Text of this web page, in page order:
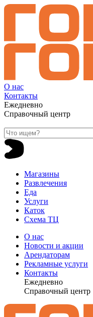
О нас
Контакты
Ежедневно
Справочный центр
Магазины
Развлечения
Еда
Услуги
Каток
Схема ТЦ
О нас
Новости и акции
Арендаторам
Рекламные услуги
Контакты
Ежедневно
Справочный центр